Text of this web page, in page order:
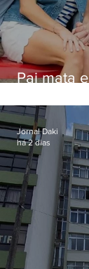
Pai mata
Jornal Daki
há 2 dias